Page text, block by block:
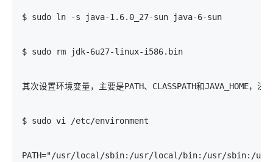
$ sudo ln -s java-1.6.0_27-sun java-6-sun
$ sudo rm jdk-6u27-linux-i586.bin
其次设置环境变量，主要是PATH、CLASSPATH和JAVA_HOME，
$ sudo vi /etc/environment
PATH="/usr/local/sbin:/usr/local/bin:/usr/sbin:/